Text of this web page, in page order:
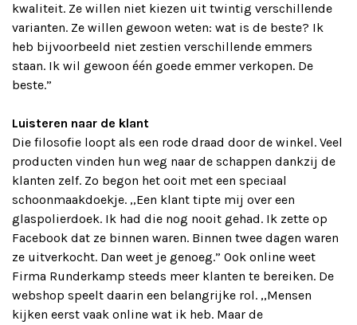
kwaliteit. Ze willen niet kiezen uit twintig verschillende
varianten. Ze willen gewoon weten: wat is de beste? Ik
heb bijvoorbeeld niet zestien verschillende emmers
staan. Ik wil gewoon één goede emmer verkopen. De
beste.”
Luisteren naar de klant
Die filosofie loopt als een rode draad door de winkel. Veel
producten vinden hun weg naar de schappen dankzij de
klanten zelf. Zo begon het ooit met een speciaal
schoonmaakdoekje. ,,Een klant tipte mij over een
glaspolierdoek. Ik had die nog nooit gehad. Ik zette op
Facebook dat ze binnen waren. Binnen twee dagen waren
ze uitverkocht. Dan weet je genoeg.” Ook online weet
Firma Runderkamp steeds meer klanten te bereiken. De
webshop speelt daarin een belangrijke rol. ,,Mensen
kijken eerst vaak online wat ik heb. Maar de